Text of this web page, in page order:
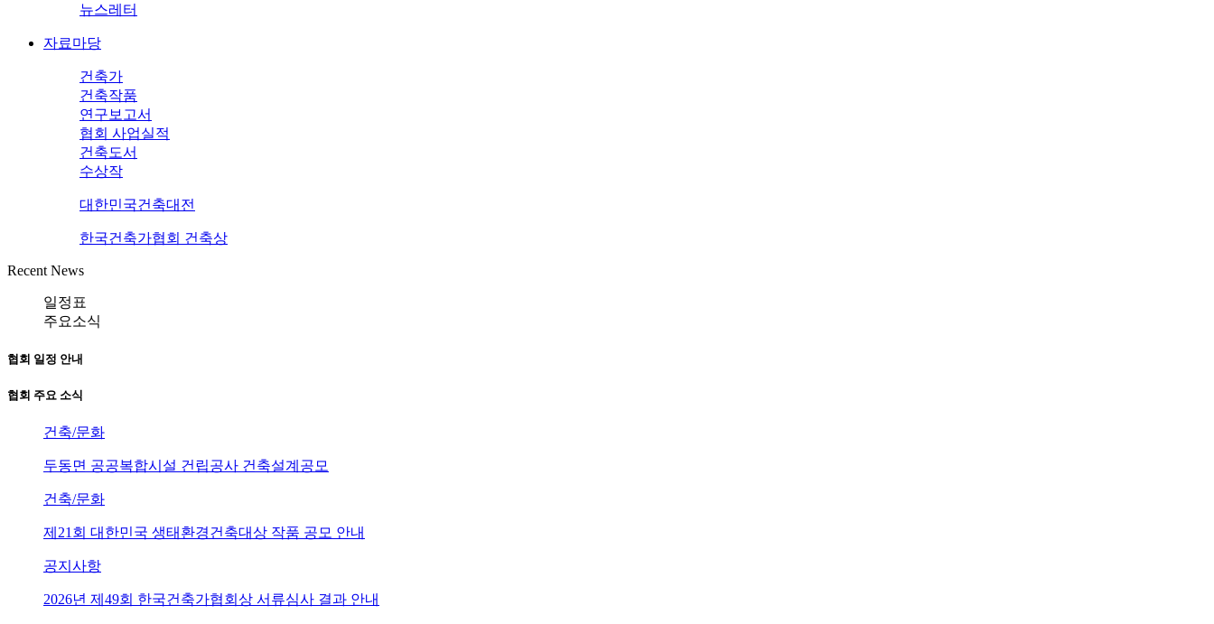
뉴스레터
자료마당
건축가
건축작품
연구보고서
협회 사업실적
건축도서
수상작
대한민국건축대전
한국건축가협회 건축상
Recent News
일정표
주요소식
협회 일정 안내
협회 주요 소식
건축/문화
두동면 공공복합시설 건립공사 건축설계공모
건축/문화
제21회 대한민국 생태환경건축대상 작품 공모 안내
공지사항
2026년 제49회 한국건축가협회상 서류심사 결과 안내